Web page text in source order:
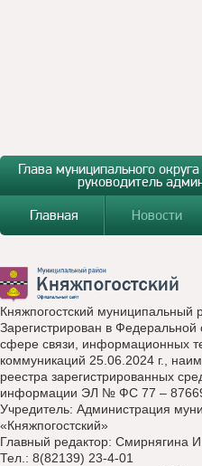
Глава муниципального
руководитель
Главная
Новости
Княжпогостский муниципальный
Зарегистрирован в Федеральной
сфере связи, информационных
коммуникаций 25.06.2024 г.,
реестра зарегистрированных
информации ЭЛ № ФС 77 –
Учредитель: Администрация
«Княжпогостский»
Главный редактор: Смирнягина
Тел.: 8(82139) 23-4-01